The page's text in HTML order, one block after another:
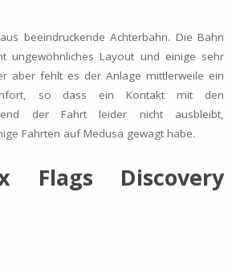
beeindruckende Achterbahn. Die Bahn
ungewöhnliches Layout und einige sehr
aber fehlt es der Anlage mittlerweile ein
so dass ein Kontakt mit den
der Fahrt leider nicht ausbleibt,
Fahrten auf Medusa gewagt habe.
Flags Discovery